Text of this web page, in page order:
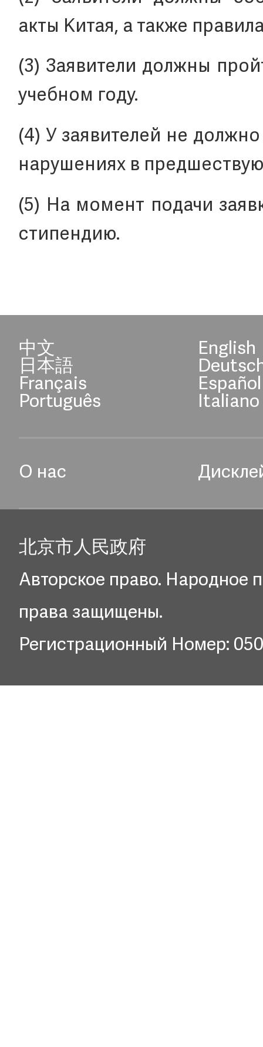
акты Китая, а также
(3) Заявители должны
учебном году.
(4) У заявителей не
нарушениях в
(5) На момент подачи
стипендию.
中文 English
日本語
Français Español
Português Italiano
О нас
北京市人民政府
Авторское право. Народное
права защищены.
Регистрационный Номер: